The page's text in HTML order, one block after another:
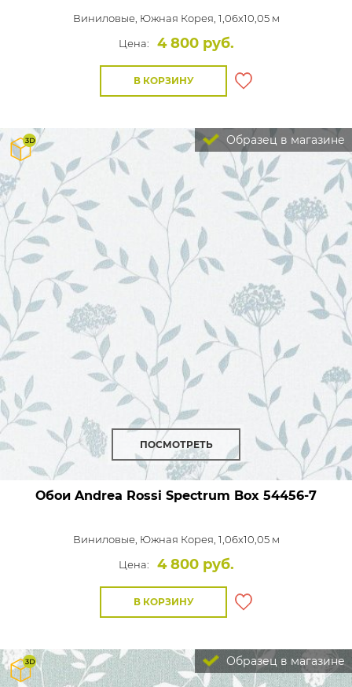
Виниловые, Южная Корея, 1,06x10,05 м
Цена:
4 800 руб.
В КОРЗИНУ
Образец в магазине
ПОСМОТРЕТЬ
Обои Andrea Rossi Spectrum Box 54456-7
Виниловые, Южная Корея, 1,06x10,05 м
Цена:
4 800 руб.
В КОРЗИНУ
Образец в магазине